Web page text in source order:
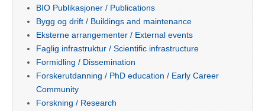
BIO Publikasjoner / Publications
Bygg og drift / Buildings and maintenance
Eksterne arrangementer / External events
Faglig infrastruktur / Scientific infrastructure
Formidling / Dissemination
Forskerutdanning / PhD education / Early Career
Community
Forskning / Research